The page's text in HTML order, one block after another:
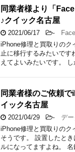
同業者様より「
♪クイック名古屋
2021/06/17 - Face
iPhone修理と買取りのク
止に移行するみたいです
えてよいみたいです。
同業者様のご依頼
イック名古屋
2021/04/29 - デー
iPhone修理と買取りのク
そうです。 設置したと
ルになってますよね。